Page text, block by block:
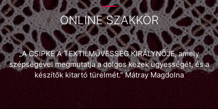
ONLINE SZAKKÖR
„A CSIPKE A TEXTILMŰVESSÉG KIRÁLYNŐJE, amely
szépségével megmutatja a dolgos kezek ügyességét, és a
készítők kitartó türelmét.” Mátray Magdolna